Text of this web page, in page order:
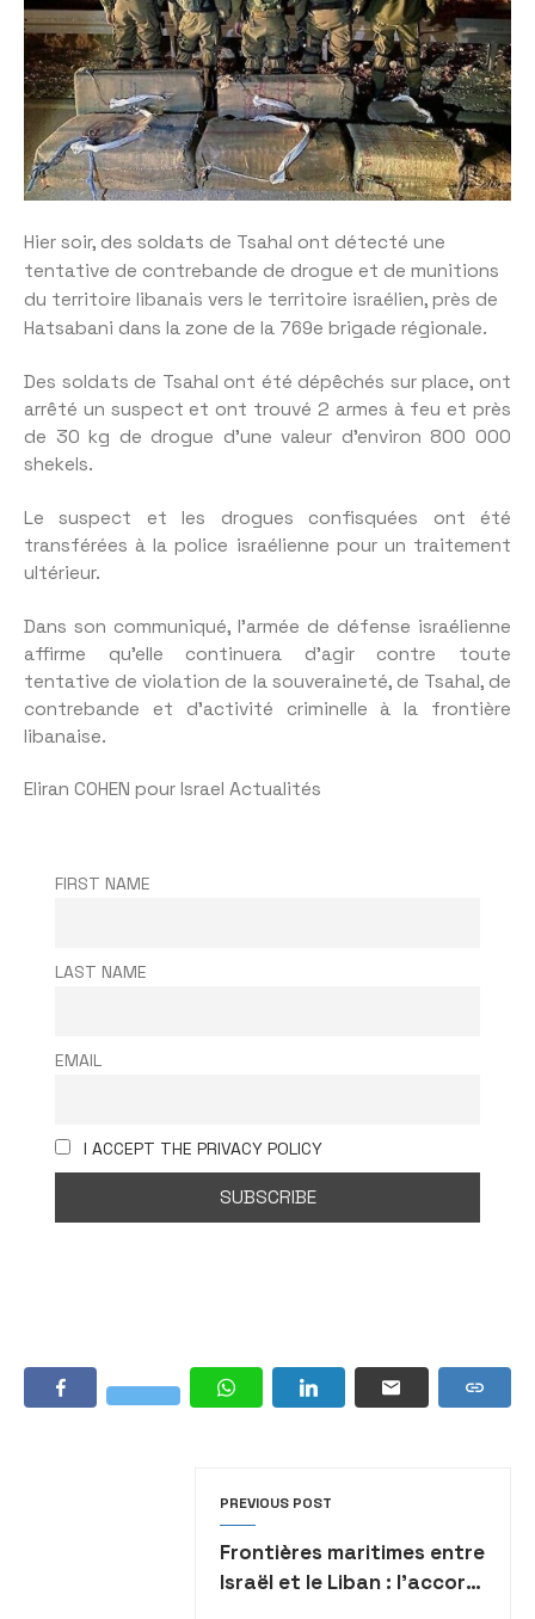
Hier soir, des soldats de Tsahal ont détecté une
tentative de contrebande de drogue et de munitions
du territoire libanais vers le territoire israélien, près de
Hatsabani dans la zone de la 769e brigade régionale.
Des soldats de Tsahal ont été dépêchés sur place, ont
arrêté un suspect et ont trouvé 2 armes à feu et près
de 30 kg de drogue d’une valeur d’environ 800 000
shekels.
Le suspect et les drogues confisquées ont été
transférées à la police israélienne pour un traitement
ultérieur.
Dans son communiqué, l’armée de défense israélienne
affirme qu’elle continuera d’agir contre toute
tentative de violation de la souveraineté, de Tsahal, de
contrebande et d’activité criminelle à la frontière
libanaise.
Eliran COHEN pour Israel Actualités
FIRST NAME
LAST NAME
EMAIL
I ACCEPT THE PRIVACY POLICY
PREVIOUS POST
Frontières maritimes entre
Israël et le Liban : l’accord